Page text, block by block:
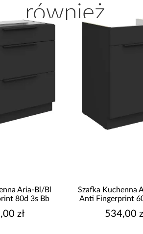
również
Aria-Bl/Bl
80d 3s Bb
zł
Szafka Kuchenna
Anti Fingerprint
534,00